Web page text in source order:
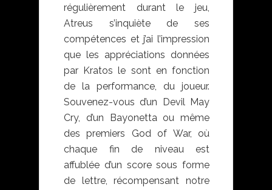
régulièrement durant le jeu,
Atreus s’inquiète de ses
compétences et j’ai l’impression
que les appréciations données
par Kratos le sont en fonction
de la performance, du joueur.
Souvenez-vous d’un Devil May
Cry, d’un Bayonetta ou même
des premiers God of War, où
chaque fin de niveau est
affublée d’un score sous forme
de lettre, récompensant notre